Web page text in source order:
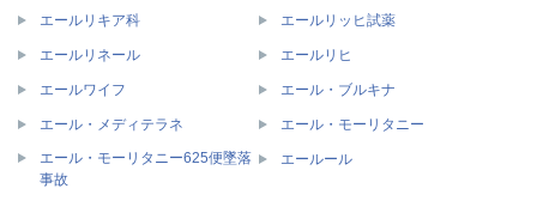
エールリキア科 エールリッヒ試薬
エールリネール エールリヒ
エールワイフ エール・ブルキナ
エール・メディテラネ
エール・モーリタニー
エール・モーリタニー625便墜落
事故
エールール